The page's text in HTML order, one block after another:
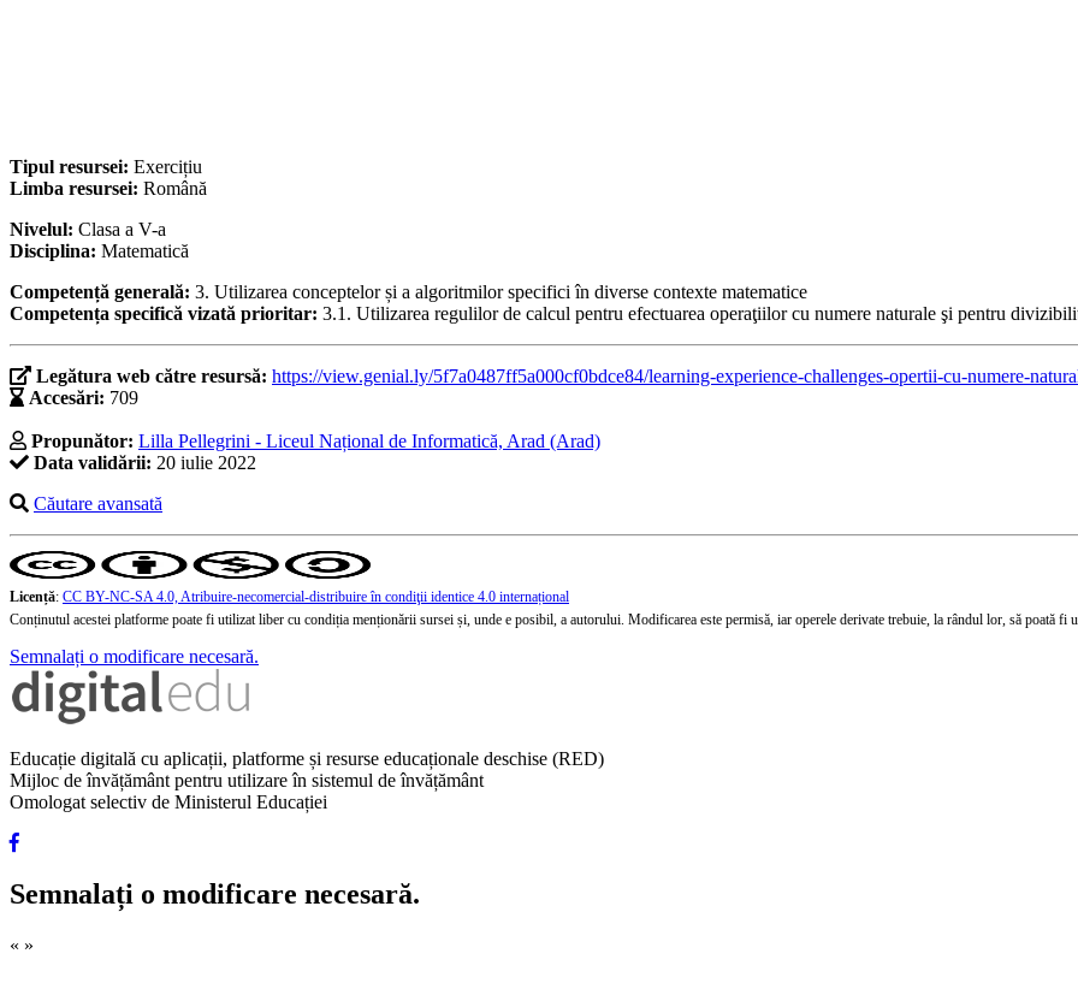
Tipul resursei: Exercițiu
Limba resursei: Română
Nivelul: Clasa a V-a
Disciplina: Matematică
Competență generală: 3. Utilizarea conceptelor și a algoritmilor specifici în diverse contexte matematice
Competența specifică vizată prioritar: 3.1. Utilizarea regulilor de calcul pentru efectuarea operaţiilor cu numere naturale şi pentru
Legătura web către resursă: https://view.genial.ly/5f7a0487ff5a000cf0bdce84/learning-experience-challenges-opertii-cu-numere-
Accesări: 709
Propunător: Lilla Pellegrini - Liceul Național de Informatică, Arad (Arad)
Data validării: 20 iulie 2022
Căutare avansată
Licență: CC BY-NC-SA 4.0, Atribuire-necomercial-distribuire în condiţii identice 4.0 internațional
Conținutul acestei platforme poate fi utilizat liber cu condiția menționării sursei și, unde e posibil, a autorului. Modificarea este permisă, iar operele derivate trebuie, la rândul lor, să poată fi
Semnalați o modificare necesară.
Educație digitală cu aplicații, platforme și resurse educaționale deschise (RED)
Mijloc de învățământ pentru utilizare în sistemul de învățământ
Omologat selectiv de Ministerul Educației
Semnalați o modificare necesară.
« »